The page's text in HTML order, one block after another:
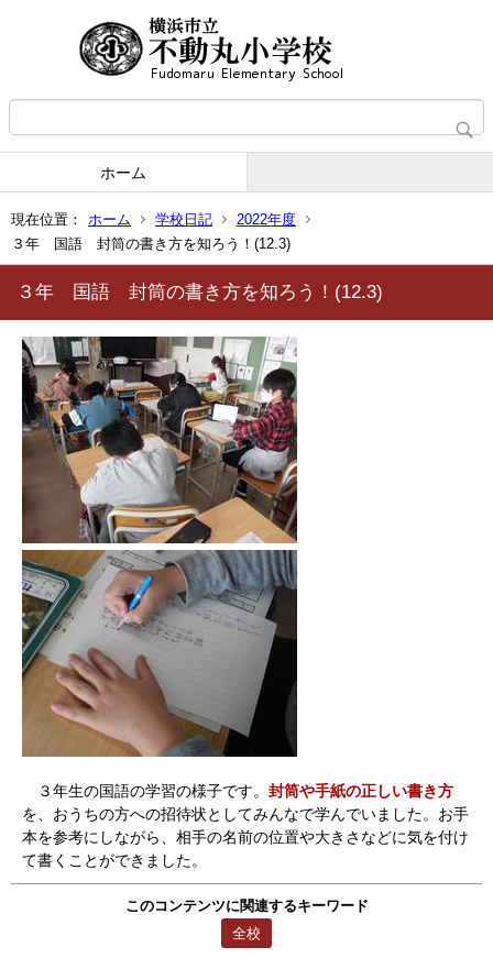
ホーム
現在位置： ホーム 学校日記
2022年度
３年 国語 封筒の書き方を知ろう！(12.3)
３年 国語 封筒の書き方を知ろう！(12.3)
３年生の国語の学習の様子です。 封筒や手紙の正しい書き方
を、おうちの方への招待状としてみんなで学んでいました。お手
本を参考にしながら、相手の名前の位置や大きさなどに気を付け
て書くことができました。
このコンテンツに関連するキーワード
全校